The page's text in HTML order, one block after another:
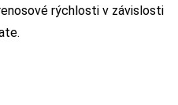
rýchlosti v závislosti